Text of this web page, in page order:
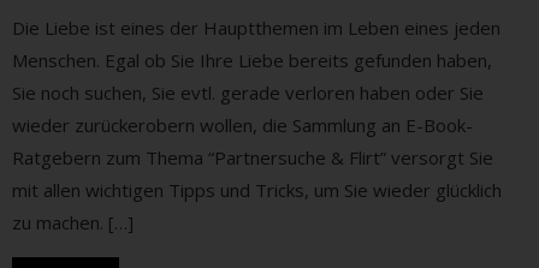
Die Liebe ist eines der Hauptthemen im Leben eines jeden
Menschen. Egal ob Sie Ihre Liebe bereits gefunden haben,
Sie noch suchen, Sie evtl. gerade verloren haben oder Sie
wieder zurückerobern wollen, die Sammlung an E-Book-
Ratgebern zum Thema “Partnersuche & Flirt” versorgt Sie
mit allen wichtigen Tipps und Tricks, um Sie wieder glücklich
zu machen. […]